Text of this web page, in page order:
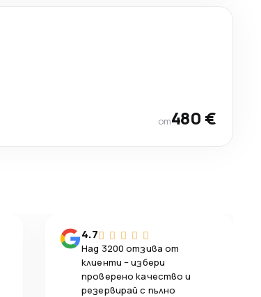
от480 €
4.7
Над 3200 отзива от
клиенти – избери
проверено качество и
резервирай с пълно